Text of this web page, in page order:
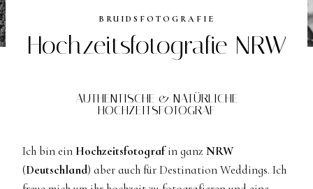
BRUIDSFOTOGRAFIE
Hochzeitsfotografie NRW
AUTHENTISCHE & NATÜRLICHE
HOCHZEITSFOTOGRAF
Ich bin ein Hochzeitsfotografin ganz NRW
(Deutschland) aber auch für Destination Weddings. Ich